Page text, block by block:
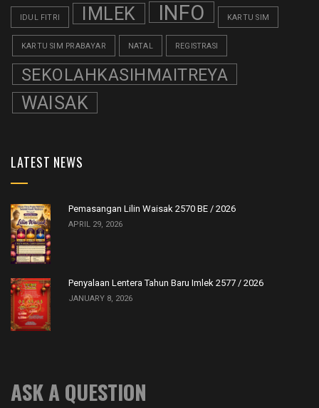
IDUL FITRI IMLEK INFO KARTU SIM
KARTU SIM PRABAYAR NATAL REGISTRASI
SEKOLAHKASIHMAITREYA
WAISAK
LATEST NEWS
Pemasangan Lilin Waisak 2570 BE / 2026
APRIL 29, 2026
Penyalaan Lentera Tahun Baru Imlek 2577 / 2026
JANUARY 8, 2026
ASK A QUESTION